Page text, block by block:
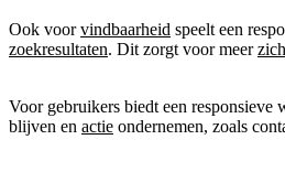
Ook voorvindbaarheid speelt een
zoekresultaten. Dit zorgt voor meer
Voor gebruikers biedt een
blijven en actie ondernemen, zoals